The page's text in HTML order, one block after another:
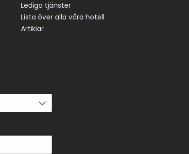
Lediga tjänster
Lista över alla våra hotell
Artiklar